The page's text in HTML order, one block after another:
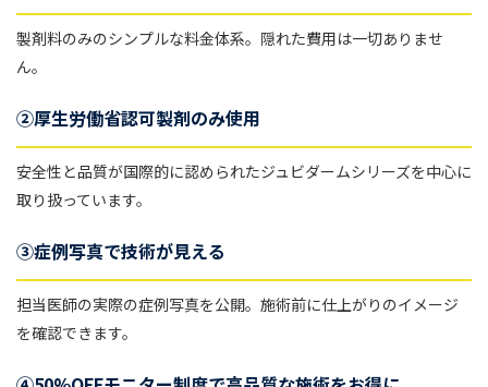
製剤料のみのシンプルな料金体系。隠れた費用は一切ありませ
ん。
②厚生労働省認可製剤のみ使用
安全性と品質が国際的に認められたジュビダームシリーズを中心に
取り扱っています。
③症例写真で技術が見える
担当医師の実際の症例写真を公開。施術前に仕上がりのイメージ
を確認できます。